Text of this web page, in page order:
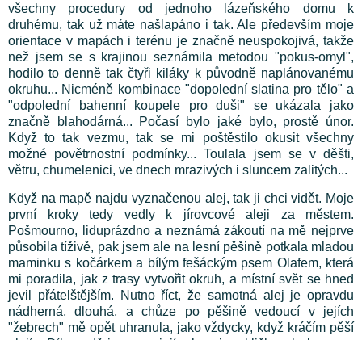
všechny procedury od jednoho lázeňského domu k
druhému, tak už máte našlapáno i tak. Ale především moje
orientace v mapách i terénu je značně neuspokojivá, takže
než jsem se s krajinou seznámila metodou "pokus-omyl",
hodilo to denně tak čtyři kiláky k původně naplánovanému
okruhu... Nicméně kombinace "dopolední slatina pro tělo" a
"odpolední bahenní koupele pro duši" se ukázala jako
značně blahodárná... Počasí bylo jaké bylo, prostě únor.
Když to tak vezmu, tak se mi poštěstilo okusit všechny
možné povětrnostní podmínky... Toulala jsem se v děšti,
větru, chumelenici, ve dnech mrazivých i sluncem zalitých...
Když na mapě najdu vyznačenou alej, tak ji chci vidět. Moje
první kroky tedy vedly k jírovcové aleji za městem.
Pošmourno, liduprázdno a neznámá zákoutí na mě nejprve
působila tíživě, pak jsem ale na lesní pěšině potkala mladou
maminku s kočárkem a bílým fešáckým psem Olafem, která
mi poradila, jak z trasy vytvořit okruh, a místní svět se hned
jevil přátelštějším. Nutno říct, že samotná alej je opravdu
nádherná, dlouhá, a chůze po pěšině vedoucí v jejích
"žebrech" mě opět uhranula, jako vždycky, když kráčím pěší